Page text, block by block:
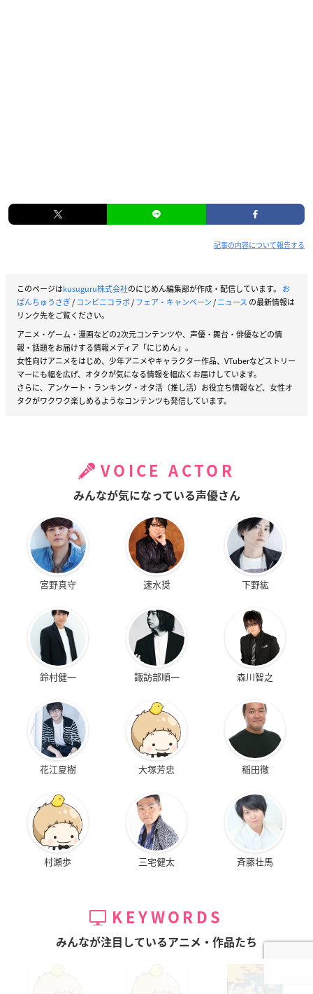
記事の内容について報告する
このページはkusuguru株式会社のにじめん編集部が作成・配信しています。 お
ぱんちゅうさぎ/コンビニコラボ/フェア・キャンペーン/ニュース の最新情報は
リンク先をご覧ください。
アニメ・ゲーム・漫画などの2次元コンテンツや、声優・舞台・俳優などの情
報・話題をお届けする情報メディア「にじめん」。
女性向けアニメをはじめ、少年アニメやキャラクター作品、VTuberなどストリー
マーにも幅を広げ、オタクが気になる情報を幅広くお届けしています。
さらに、アンケート・ランキング・オタ活（推し活）お役立ち情報など、女性オ
タクがワクワク楽しめるようなコンテンツも発信しています。
VOICE ACTOR
みんなが気になっている声優さん
宮野真守 速水奨 下野紘
鈴村健一 諏訪部順一 森川智之
花江夏樹 大塚芳忠 稲田徹
村瀬歩 三宅健太 斉藤壮馬
KEYWORDS
みんなが注目しているアニメ・作品たち